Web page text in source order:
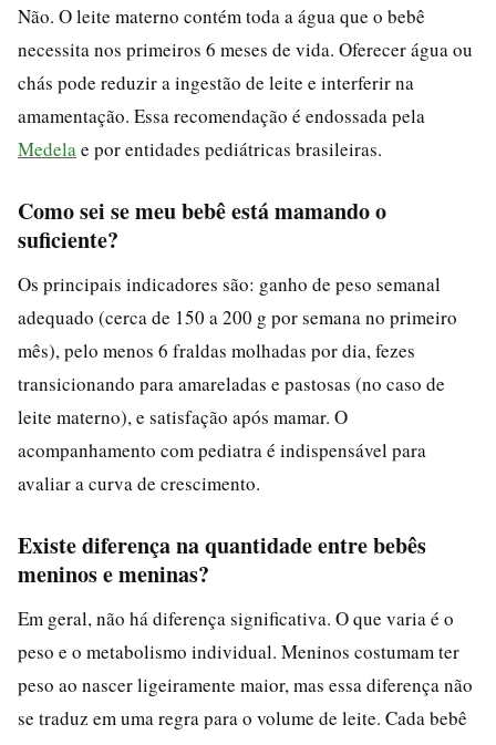
Não. O leite materno contém toda a água que o bebê
necessita nos primeiros 6 meses de vida. Oferecer água ou
chás pode reduzir a ingestão de leite e interferir na
amamentação. Essa recomendação é endossada pela
Medela e por entidades pediátricas brasileiras.
Como sei se meu bebê está mamando o
suficiente?
Os principais indicadores são: ganho de peso semanal
adequado (cerca de 150 a 200 g por semana no primeiro
mês), pelo menos 6 fraldas molhadas por dia, fezes
transicionando para amareladas e pastosas (no caso de
leite materno), e satisfação após mamar. O
acompanhamento com pediatra é indispensável para
avaliar a curva de crescimento.
Existe diferença na quantidade entre bebês
meninos e meninas?
Em geral, não há diferença significativa. O que varia é o
peso e o metabolismo individual. Meninos costumam ter
peso ao nascer ligeiramente maior, mas essa diferença não
se traduz em uma regra para o volume de leite. Cada bebê